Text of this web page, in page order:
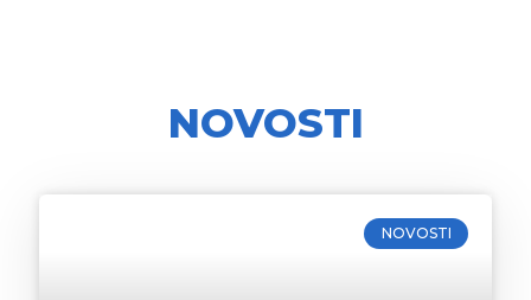
NOVOSTI
NOVOSTI